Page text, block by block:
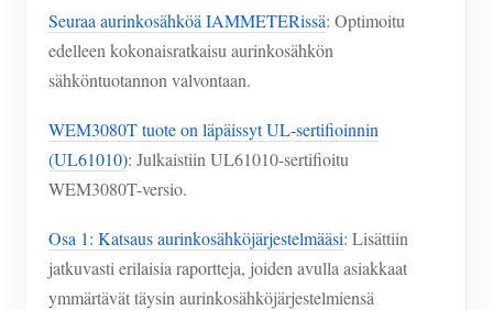
Seuraa aurinkosähköä IAMMETERissä: Optimoitu
edelleen kokonaisratkaisu aurinkosähkön
sähköntuotannon valvontaan.
WEM3080T tuote on läpäissyt UL-sertifioinnin
(UL61010): Julkaistiin UL61010-sertifioitu
WEM3080T-versio.
Osa 1: Katsaus aurinkosähköjärjestelmääsi: Lisättiin
jatkuvasti erilaisia raportteja, joiden avulla asiakkaat
ymmärtävät täysin aurinkosähköjärjestelmiensä